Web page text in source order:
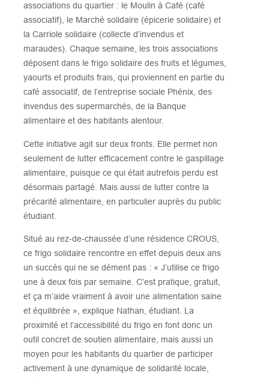
associations du quartier : le Moulin à Café (café
associatif), le Marché solidaire (épicerie solidaire) et
la Carriole solidaire (collecte d’invendus et
maraudes). Chaque semaine, les trois associations
déposent dans le frigo solidaire des fruits et légumes,
yaourts et produits frais, qui proviennent en partie du
café associatif, de l’entreprise sociale Phénix, des
invendus des supermarchés, de la Banque
alimentaire et des habitants alentour.
Cette initiative agit sur deux fronts. Elle permet non
seulement de lutter efficacement contre le gaspillage
alimentaire, puisque ce qui était autrefois perdu est
désormais partagé. Mais aussi de lutter contre la
précarité alimentaire, en particulier auprès du public
étudiant.
Situé au rez-de-chaussée d’une résidence CROUS,
ce frigo solidaire rencontre en effet depuis deux ans
un succès qui ne se dément pas : « J’utilise ce frigo
une à deux fois par semaine. C’est pratique, gratuit,
et ça m’aide vraiment à avoir une alimentation saine
et équilibrée », explique Nathan, étudiant. La
proximité et l’accessibilité du frigo en font donc un
outil concret de soutien alimentaire, mais aussi un
moyen pour les habitants du quartier de participer
activement à une dynamique de solidarité locale,